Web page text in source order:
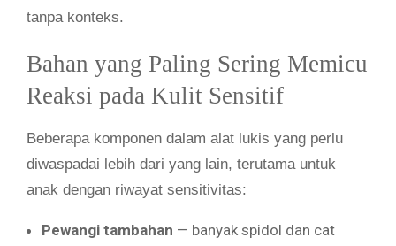
tanpa konteks.
Bahan yang Paling Sering Memicu
Reaksi pada Kulit Sensitif
Beberapa komponen dalam alat lukis yang perlu
diwaspadai lebih dari yang lain, terutama untuk
anak dengan riwayat sensitivitas:
Pewangi tambahan — banyak spidol dan cat